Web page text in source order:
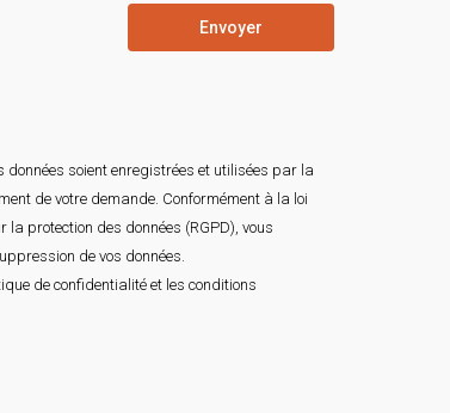
Envoyer
données soient enregistrées et utilisées par la
de votre demande. Conformément à la loi
protection des données (RGPD), vous
de vos données.
de confidentialité et les conditions